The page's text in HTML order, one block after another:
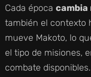
Cada época cambia
también el contexto
mueve Makoto, lo
el tipo de misiones,
combate disponibles.